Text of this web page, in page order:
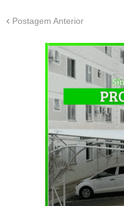
Postagem Anterior